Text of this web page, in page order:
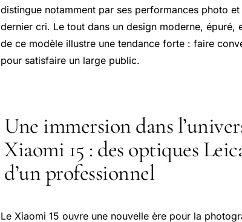
distingue notamment par ses performances photo
dernier cri. Le tout dans un design moderne, épuré,
de ce modèle illustre une tendance forte : faire
pour satisfaire un large public.
Une immersion dans
Xiaomi 15 : des optiques
d’un professionnel
Le Xiaomi 15 ouvre une nouvelle ère pour la